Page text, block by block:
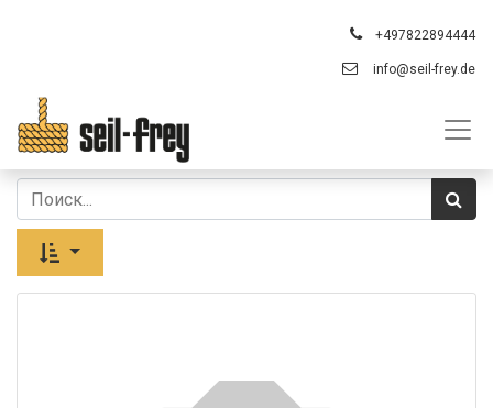
+497822894444
info@seil-frey.de